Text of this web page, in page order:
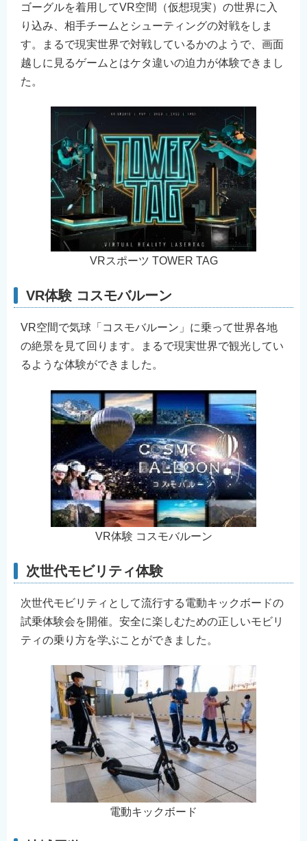
ゴーグルを着用してVR空間（仮想現実）の世界に入
り込み、相手チームとシューティングの対戦をしま
す。まるで現実世界で対戦しているかのようで、画面
越しに見るゲームとはケタ違いの迫力が体験できまし
た。
VRスポーツ TOWER TAG
VR体験 コスモバルーン
VR空間で気球「コスモバルーン」に乗って世界各地
の絶景を見て回ります。まるで現実世界で観光してい
るような体験ができました。
VR体験 コスモバルーン
次世代モビリティ体験
次世代モビリティとして流行する電動キックボードの
試乗体験会を開催。安全に楽しむための正しいモビリ
ティの乗り方を学ぶことができました。
電動キックボード